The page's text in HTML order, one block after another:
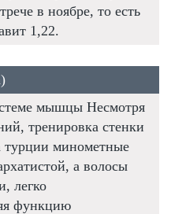
в ноябре, то есть
1,22.
мышцы Несмотря
тренировка стенки
турции минометные
а волосы
легко
функцию